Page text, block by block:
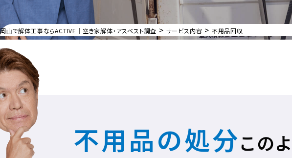
岡山で解体工事ならACTIVE｜空き家解体・アスベスト調査 > サービス内容 > 不用品回収
不用品の処分この